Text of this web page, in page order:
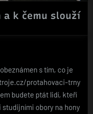
k čemu slouží
s tím, co je
protahovaci-trny
budete ptát lidí, kteří
obory na hony